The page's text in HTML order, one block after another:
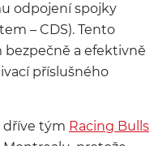
odpojení spojky
– CDS). Tento
a efektivně
příslušného
dříve tým Racing Bulls